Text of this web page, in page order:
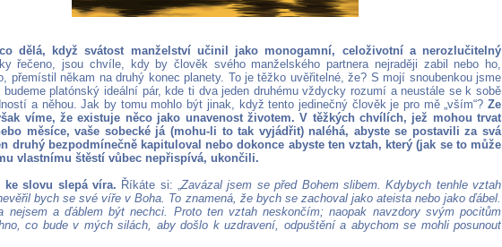
dělá, když svátost manželství učinil jako monogamní, celoživotní a nerozlučitelný
řečeno, jsou chvíle, kdy by člověk svého manželského partnera nejraději zabil nebo ho,
přemístil někam na druhý konec planety. To je těžko uvěřitelné, že? S mojí snoubenkou jsme
platónský ideální pár, kde ti dva jeden druhému vždycky rozumí a neustále se k sobě
a něhou. Jak by tomu mohlo být jinak, když tento jedinečný člověk je pro mě „vším“? Ze
víme, že existuje něco jako unavenost životem. V těžkých chvílích, jež mohou trvat
měsíce, vaše sobecké já (mohu-li to tak vyjádřit) naléhá, abyste se postavili za svá
druhý bezpodmínečně kapituloval nebo dokonce abyste ten vztah, který (jak se to může
vlastnímu štěstí vůbec nepřispívá, ukončili.
ke slovu slepá víra. Říkáte si: „Zavázal jsem se před Bohem slibem. Kdybych tenhle vztah
bych se své víře v Boha. To znamená, že bych se zachoval jako ateista nebo jako ďábel.
nejsem a ďáblem být nechci. Proto ten vztah neskončím; naopak navzdory svým pocitům
co bude v mých silách, aby došlo k uzdravení, odpuštění a abychom se mohli posunout